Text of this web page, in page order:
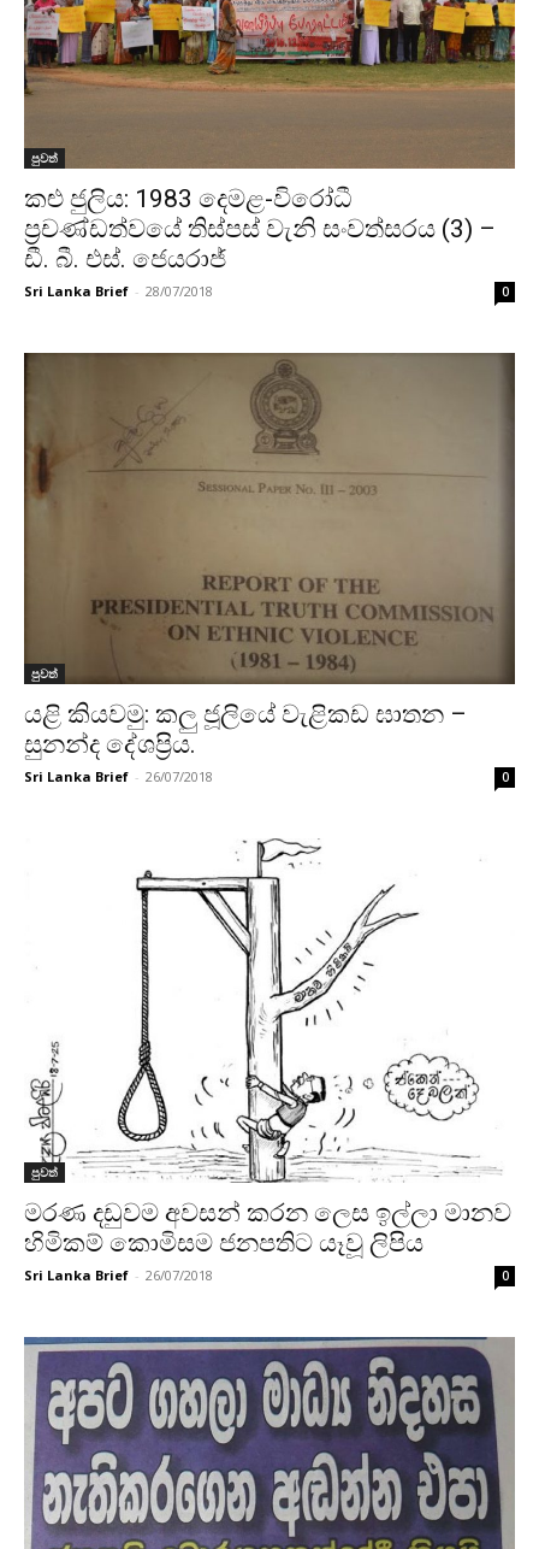
පුවත්
කළු ජුලිය: 1983 දෙමළ-විරෝධී
ප්‍රචණ්ඩත්වයේ තිස්පස් වැනි සංවත්සරය (3) –
ඩී. බී. එස්. ජෙයරාජ්
Sri Lanka Brief - 28/07/2018 0
පුවත්
යළි කියවමු: කලු ජූලියේ වැළිකඩ ඝාතන –
සුනන්ද දේශප්‍රිය.
Sri Lanka Brief - 26/07/2018 0
පුවත්
මරණ දඩුවම අවසන් කරන ලෙස ඉල්ලා මානව
හිමිකම් කොමිසම ජනපතිට යෑවූ ලිපිය
Sri Lanka Brief - 26/07/2018 0